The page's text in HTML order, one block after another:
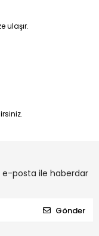
ulaşır.
e-posta ile haberdar
Gönder